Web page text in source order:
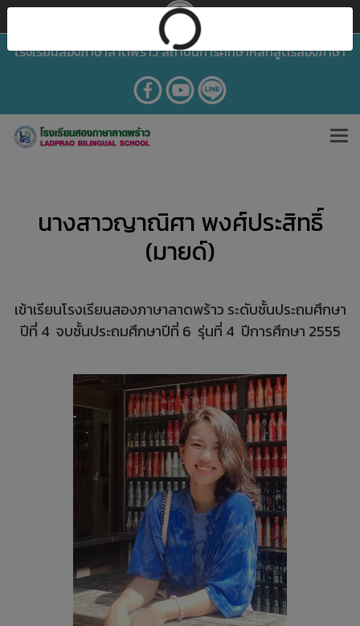
โรงเรียนสองภาษาลาดพร้าว สถาบันการศึกษาหลักสูตรสองภาษา
นางสาวญาณิศา พงศ์ประสิทธิ์
(มายด์)
เข้าเรียนโรงเรียนสองภาษาลาดพร้าว ระดับชั้นประถมศึกษา
ปีที่ 4 จบชั้นประถมศึกษาปีที่ 6 รุ่นที่ 4 ปีการศึกษา 2555